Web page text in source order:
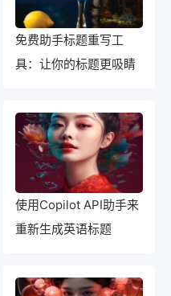
免费助手标题重写工
具：让你的标题更吸睛
使用Copilot API助手来
重新生成英语标题